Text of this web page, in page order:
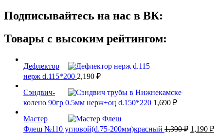
Подписывайтесь на нас в ВК:
Товары с высоким рейтингом:
Дефлектор
нерж d.115*200 2,190 ₽
Сэндвич-
колено 90гр 0.5мм нерж+оц d.150*220 1,690 ₽
Мастер
Флеш №110 угловой(d.75-200мм)красный 1,390₽ 1,190 ₽